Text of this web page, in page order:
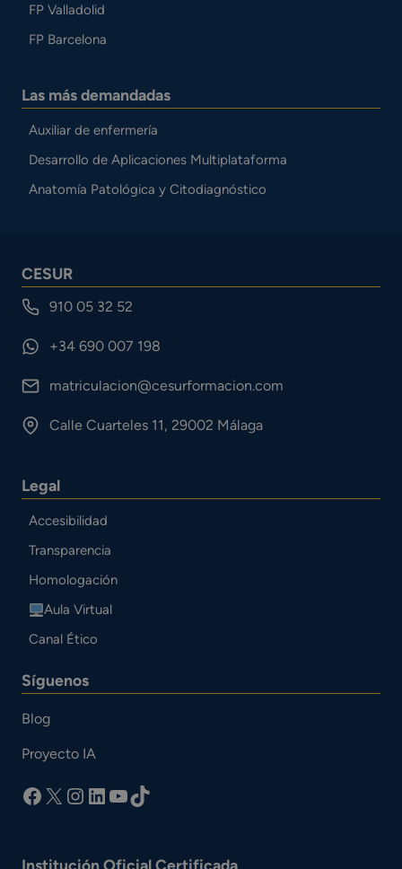
FP Valladolid
FP Barcelona
Las más demandadas
Auxiliar de enfermería
Desarrollo de Aplicaciones Multiplataforma
Anatomía Patológica y Citodiagnóstico
CESUR
910 05 32 52
+34 690 007 198
matriculacion@cesurformacion.com
Calle Cuarteles 11, 29002 Málaga
Legal
Accesibilidad
Transparencia
Homologación
Aula Virtual
Canal Ético
Síguenos
Blog
Proyecto IA
facebook
X Instagram
LinkedIn
YouTube
TikTok
Institución Oficial Certificada